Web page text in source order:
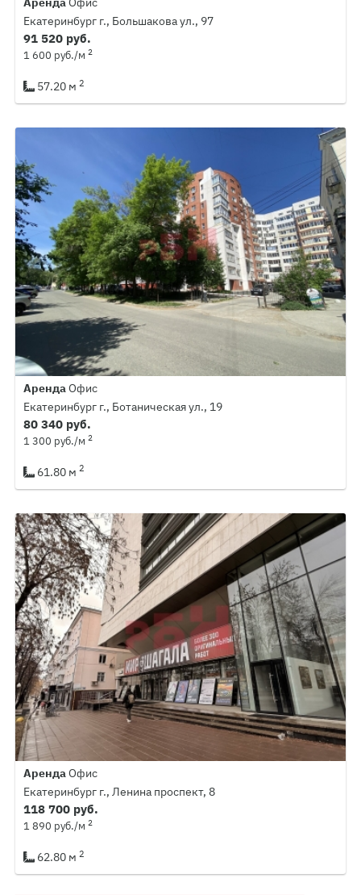
Екатеринбург г., Большакова ул., 97
91 520 руб.
1 600 руб./м 2
57.20 м 2
Аренда Офис
Екатеринбург г., Ботаническая ул., 19
80 340 руб.
1 300 руб./м 2
61.80 м 2
АрендаОфис
Екатеринбург г., Ленина проспект, 8
118 700 руб.
1 890 руб./м 2
62.80 м 2